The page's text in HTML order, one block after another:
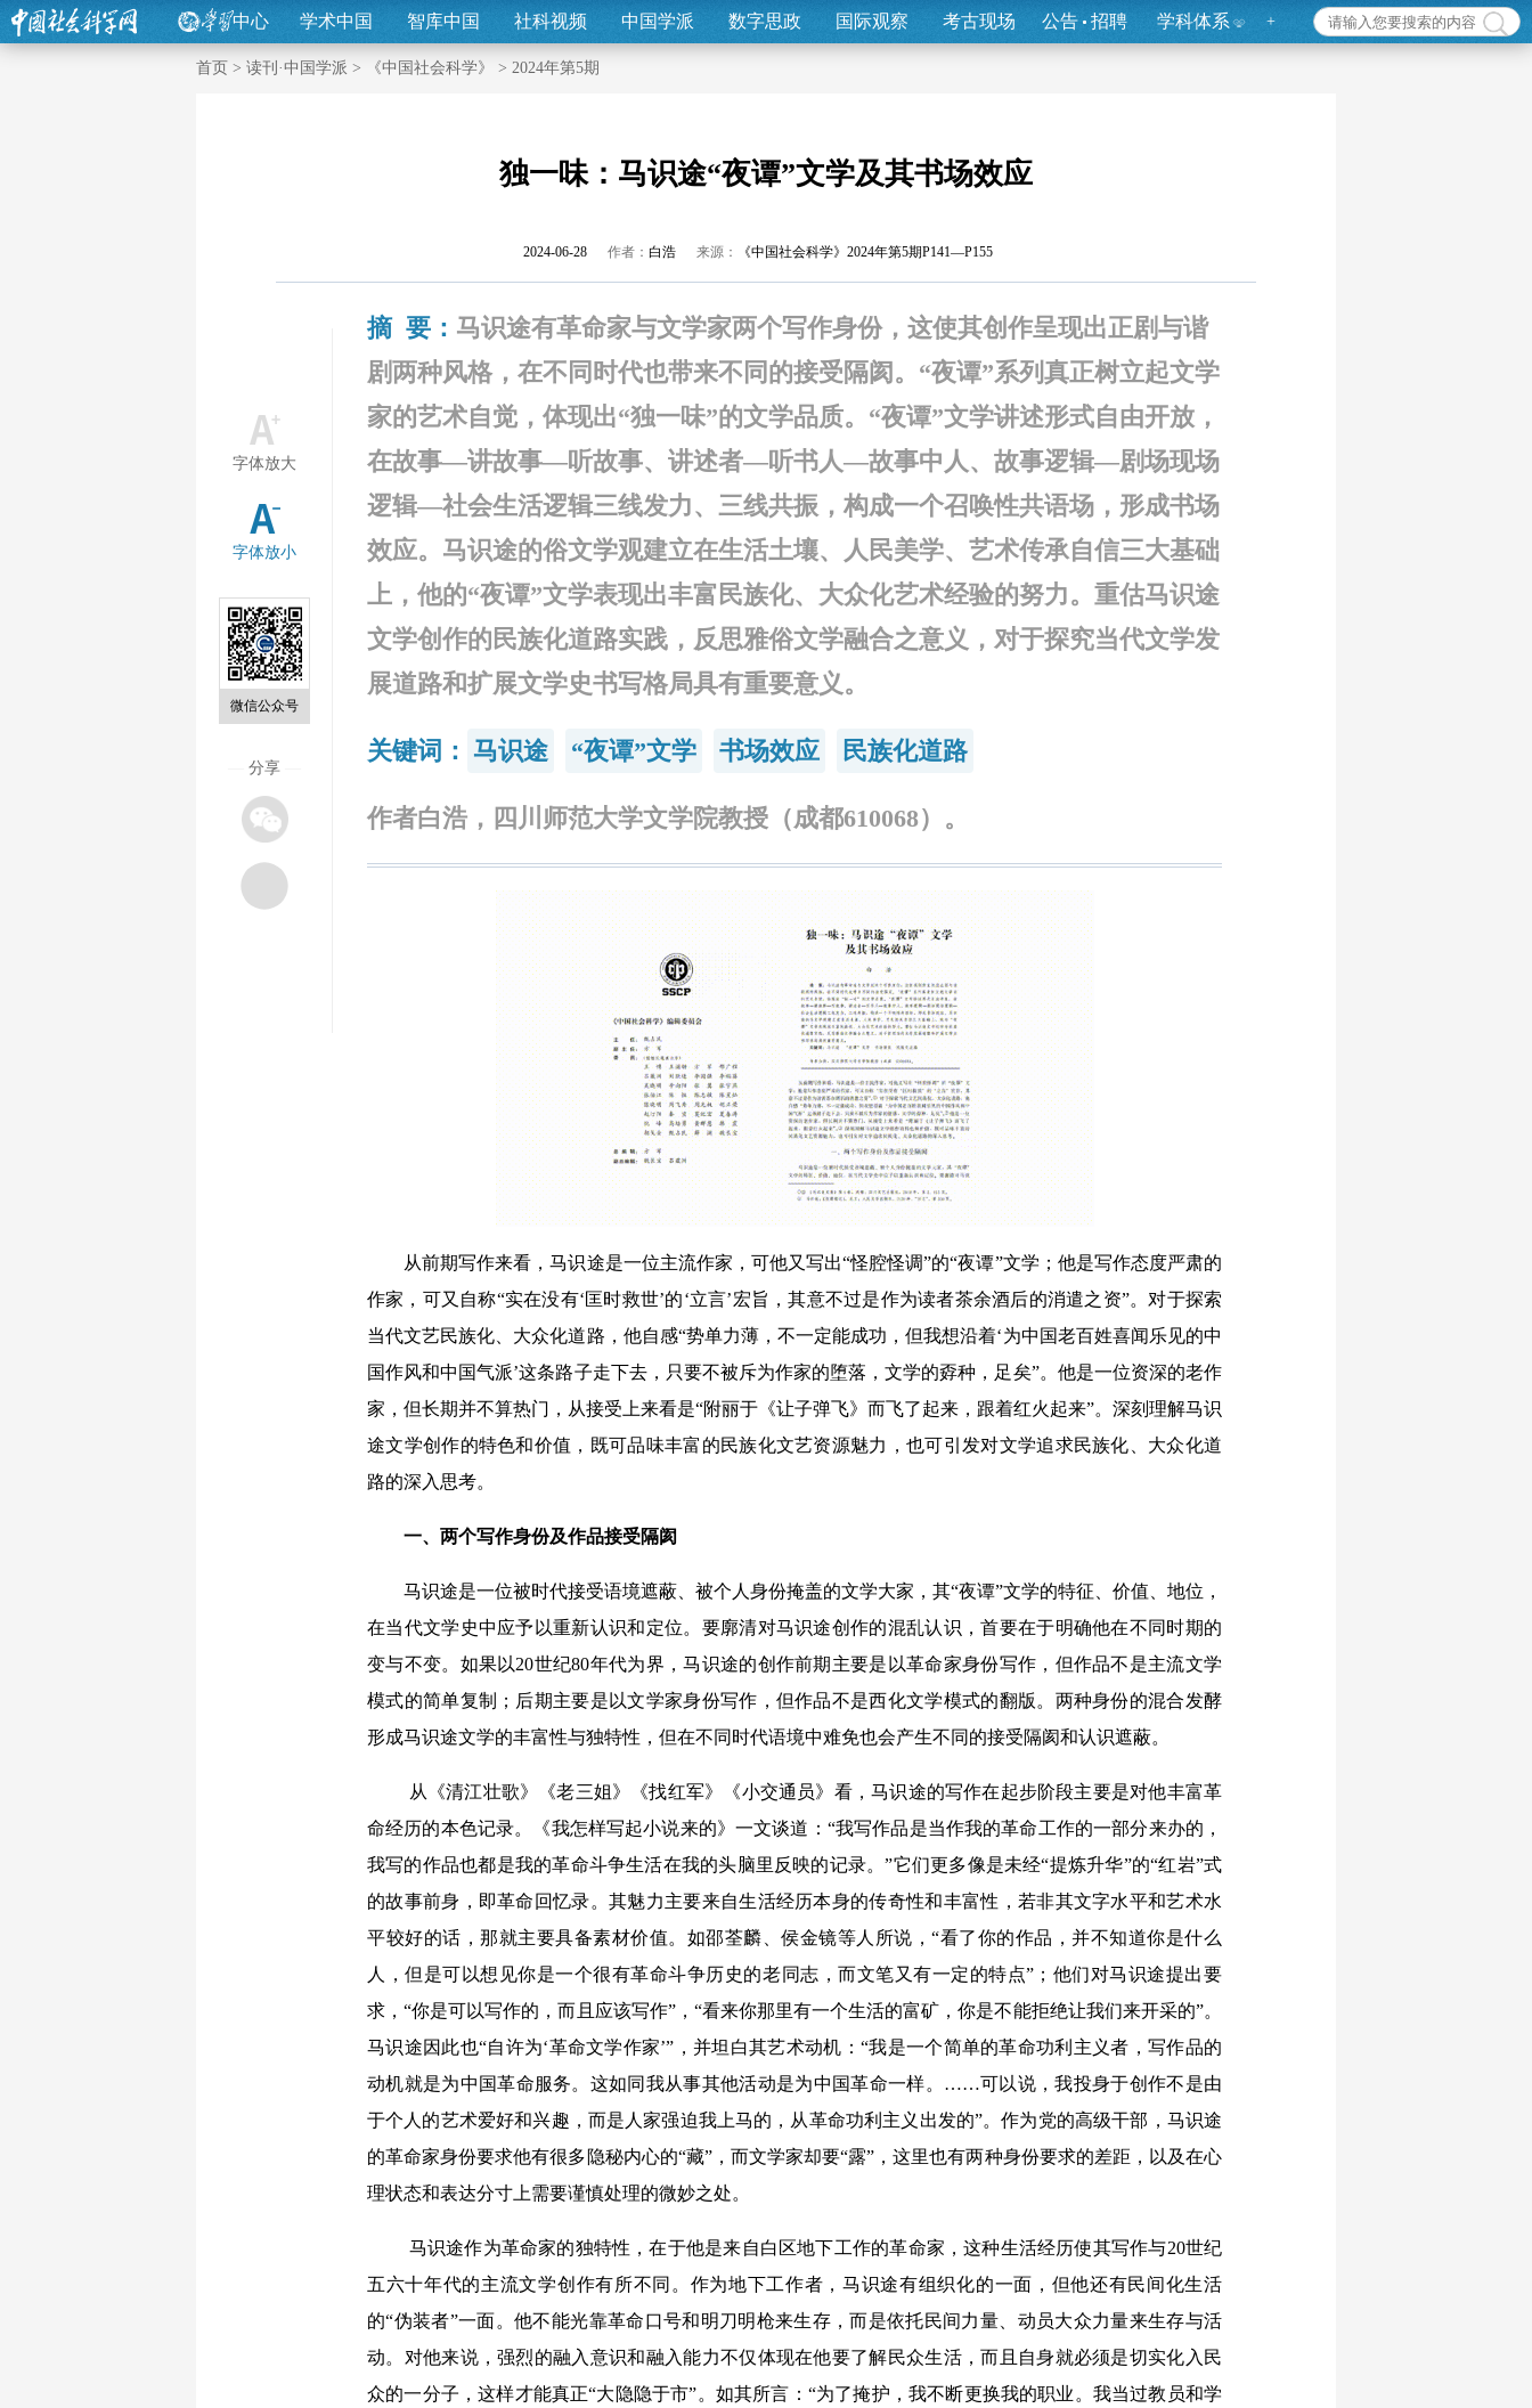
中心 学术中国 智库中国 社科视频 中国学派 数字思政 国际观察 考古现场 公告 招聘 学科体系 +
首页 > 读刊·中国学派 > 《中国社会科学》 > 2024年第5期
独一味：马识途“夜谭”文学及其书场效应
2024-06-28 作者： 白浩 来源： 《中国社会科学》2024年第5期P141—P155
字体放大
字体放小
微信公众号
分享
摘 要： 马识途有革命家与文学家两个写作身份，这使其创作呈现出正剧与谐
剧两种风格，在不同时代也带来不同的接受隔阂。“夜谭”系列真正树立起文学
家的艺术自觉，体现出“独一味”的文学品质。“夜谭”文学讲述形式自由开放，
在故事—讲故事—听故事、讲述者—听书人—故事中人、故事逻辑—剧场现场
逻辑—社会生活逻辑三线发力、三线共振，构成一个召唤性共语场，形成书场
效应。马识途的俗文学观建立在生活土壤、人民美学、艺术传承自信三大基础
上，他的“夜谭”文学表现出丰富民族化、大众化艺术经验的努力。重估马识途
文学创作的民族化道路实践，反思雅俗文学融合之意义，对于探究当代文学发
展道路和扩展文学史书写格局具有重要意义。
关键词： 马识途 “夜谭”文学 书场效应 民族化道路
作者白浩，四川师范大学文学院教授（成都610068）。
从前期写作来看，马识途是一位主流作家，可他又写出“怪腔怪调”的“夜谭”文学；他是写作态度严肃的
作家，可又自称“实在没有‘匡时救世’的‘立言’宏旨，其意不过是作为读者茶余酒后的消遣之资”。对于探索
当代文艺民族化、大众化道路，他自感“势单力薄，不一定能成功，但我想沿着‘为中国老百姓喜闻乐见的中
国作风和中国气派’这条路子走下去，只要不被斥为作家的堕落，文学的孬种，足矣”。他是一位资深的老作
家，但长期并不算热门，从接受上来看是“附丽于《让子弹飞》而飞了起来，跟着红火起来”。深刻理解马识
途文学创作的特色和价值，既可品味丰富的民族化文艺资源魅力，也可引发对文学追求民族化、大众化道
路的深入思考。
一、两个写作身份及作品接受隔阂
马识途是一位被时代接受语境遮蔽、被个人身份掩盖的文学大家，其“夜谭”文学的特征、价值、地位，
在当代文学史中应予以重新认识和定位。要廓清对马识途创作的混乱认识，首要在于明确他在不同时期的
变与不变。如果以20世纪80年代为界，马识途的创作前期主要是以革命家身份写作，但作品不是主流文学
模式的简单复制；后期主要是以文学家身份写作，但作品不是西化文学模式的翻版。两种身份的混合发酵
形成马识途文学的丰富性与独特性，但在不同时代语境中难免也会产生不同的接受隔阂和认识遮蔽。
从《清江壮歌》《老三姐》《找红军》《小交通员》看，马识途的写作在起步阶段主要是对他丰富革
命经历的本色记录。《我怎样写起小说来的》一文谈道：“我写作品是当作我的革命工作的一部分来办的，
我写的作品也都是我的革命斗争生活在我的头脑里反映的记录。”它们更多像是未经“提炼升华”的“红岩”式
的故事前身，即革命回忆录。其魅力主要来自生活经历本身的传奇性和丰富性，若非其文字水平和艺术水
平较好的话，那就主要具备素材价值。如邵荃麟、侯金镜等人所说，“看了你的作品，并不知道你是什么
人，但是可以想见你是一个很有革命斗争历史的老同志，而文笔又有一定的特点”；他们对马识途提出要
求，“你是可以写作的，而且应该写作”，“看来你那里有一个生活的富矿，你是不能拒绝让我们来开采的”。
马识途因此也“自许为‘革命文学作家’”，并坦白其艺术动机：“我是一个简单的革命功利主义者，写作品的
动机就是为中国革命服务。这如同我从事其他活动是为中国革命一样。……可以说，我投身于创作不是由
于个人的艺术爱好和兴趣，而是人家强迫我上马的，从革命功利主义出发的”。作为党的高级干部，马识途
的革命家身份要求他有很多隐秘内心的“藏”，而文学家却要“露”，这里也有两种身份要求的差距，以及在心
理状态和表达分寸上需要谨慎处理的微妙之处。
马识途作为革命家的独特性，在于他是来自白区地下工作的革命家，这种生活经历使其写作与20世纪
五六十年代的主流文学创作有所不同。作为地下工作者，马识途有组织化的一面，但他还有民间化生活
的“伪装者”一面。他不能光靠革命口号和明刀明枪来生存，而是依托民间力量、动员大众力量来生存与活
动。对他来说，强烈的融入意识和融入能力不仅体现在他要了解民众生活，而且自身就必须是切实化入民
众的一分子，这样才能真正“大隐隐于市”。如其所言：“为了掩护，我不断更换我的职业。我当过教员和学